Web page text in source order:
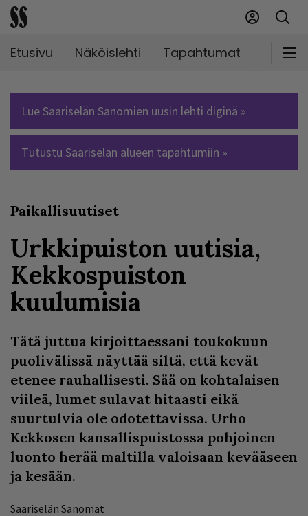
Etusivu Näköislehti Tapahtumat
Lue Saariselän Sanomien uusin lehti diginä »
Tutustu Saariselän alueen tapahtumiin »
Paikallisuutiset
Urkkipuiston uutisia,
Kekkospuiston
kuulumisia
Tätä juttua kirjoittaessani toukokuun
puolivälissä näyttää siltä, että kevät
etenee rauhallisesti. Sää on kohtalaisen
viileä, lumet sulavat hitaasti eikä
suurtulvia ole odotettavissa. Urho
Kekkosen kansallispuistossa pohjoinen
luonto herää maltilla valoisaan kevääseen
ja kesään.
Saariselän Sanomat